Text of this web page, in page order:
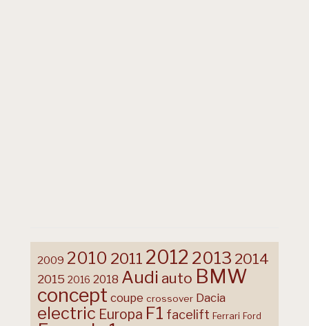
2009 2010 2011 2012 2013 2014
2015 2016 2018 Audi auto BMW
concept coupe crossover Dacia
electric Europa F1 facelift Ferrari Ford